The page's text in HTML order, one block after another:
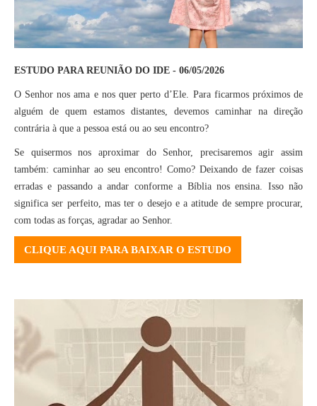
ESTUDO PARA REUNIÃO DO IDE - 06/05/2026
O Senhor nos ama e nos quer perto d’Ele. Para ficarmos próximos de
alguém de quem estamos distantes, devemos caminhar na direção
contrária à que a pessoa está ou ao seu encontro?
Se quisermos nos aproximar do Senhor, precisaremos agir assim
também: caminhar ao seu encontro! Como? Deixando de fazer coisas
erradas e passando a andar conforme a Bíblia nos ensina. Isso não
significa ser perfeito, mas ter o desejo e a atitude de sempre procurar,
com todas as forças, agradar ao Senhor.
CLIQUE AQUI PARA BAIXAR O ESTUDO